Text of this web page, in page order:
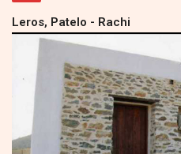
Leros, Patelo - Rachi